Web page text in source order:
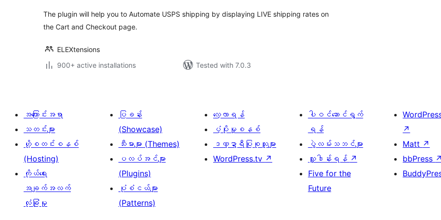
The plugin will help you to Automate USPS shipping by displaying LIVE shipping rates on
the Cart and Checkout page.
ELEXtensions
900+ active installations
Tested with 7.0.3
အကြောင်းအရာ
သတင်းများ
ဟို့စတင်းစနစ်
(Hosting)
ကိုယ်ရေး
အချက်အလက်
လုံခြုံမှု
ပြခန်း
(Showcase)
သီးမားများ (Themes)
ပလပ်အင်များ
(Plugins)
ပုံစံငယ်များ
(Patterns)
လေ့လာရန်
ပံ့ပိုးမှုစနစ်
ဒဏ္ဍာရီပြုစုသူများ
WordPress.tv ↗
ပါဝင်ဆောင်ရွက်
ရန်
ပွဲလမ်းသဘင်များ
လှူဒါန်းရန် ↗
Five for the
Future
↗
Matt ↗
bbPress ↗